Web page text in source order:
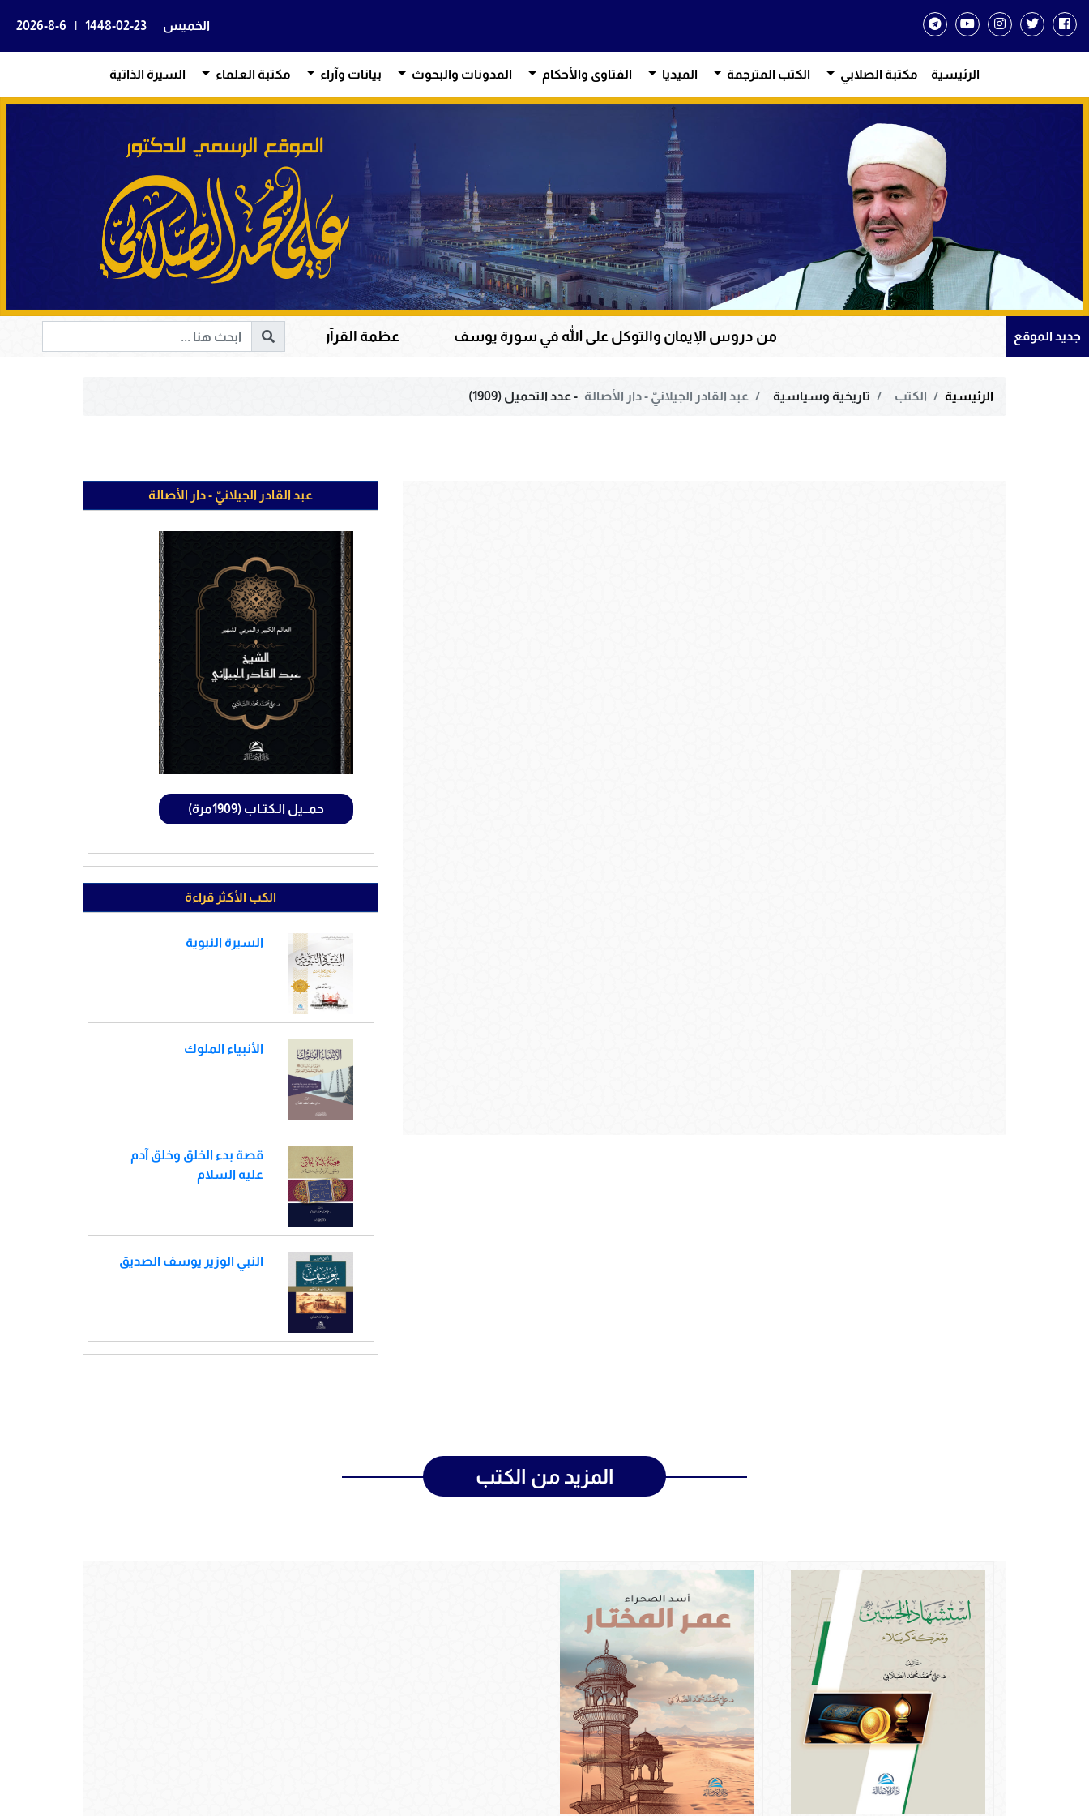
الخميس 1448-02-23
|
2026-8-6
الرئيسية مكتبة الصلابي الكتب المترجمة الميديا الفتاوى والأحكام المدونات والبحوث بيانات وآراء مكتبة العلماء السيرة الذاتية
جديد الموقع من دروس الإيمان والتوكل على الله في سورة يوسف عظمة القرآن الكريم في هداية القلوب وإصلاح المجتمعات وقيادة الإنسانية إلى
الرئيسية الكتب تاريخية وسياسية عبد القادر الجيلانيّ - دار الأصالة - عدد التحميل (1909)
عبد القادر الجيلانيّ - دار الأصالة
حمــيل الـكتـاب (1909مرة)
الكب الأكثر قراءة
السيرة النبوية
الأنبياء الملوك
قصة بدء الخلق وخلق آدم
عليه السلام
النبي الوزير يوسف الصديق
المزيد من الكتب